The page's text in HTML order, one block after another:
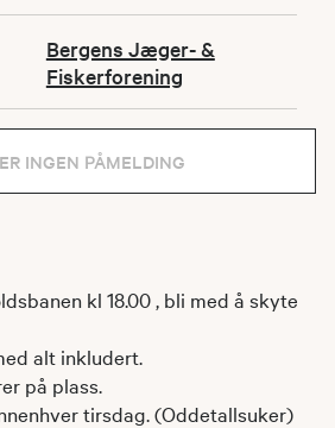
Bergens Jæger- &
Fiskerforening
INGEN PÅMELDING
kl 18.00 , bli med å skyte
alt inkludert.
på plass.
tirsdag. (Oddetallsuker)